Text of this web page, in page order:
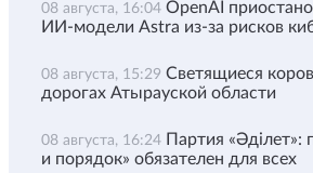
08 августа, 16:04 OpenAI
ИИ-модели Astra из-за рисков
08 августа, 15:29 Светящиеся
дорогах Атырауской области
08 августа, 16:24 Партия «Әділет»:
и порядок» обязателен для всех